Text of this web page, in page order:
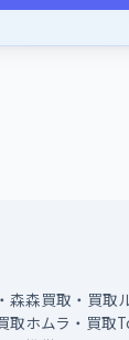
森森買取・買取
取ホムラ・買取